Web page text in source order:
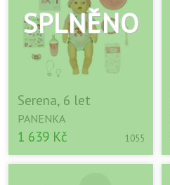
Serena, 6 let
PANENKA
1 639 Kč 1055